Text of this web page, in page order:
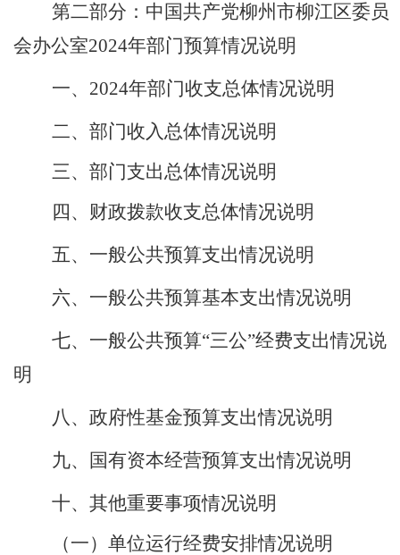
第二部分： 中国共产党柳州市柳江区委员
会办公室2024年部门预算情况说明
一、 2024年部门收支总体情况说明
二、部门收入总体情况说明
三、部门支出总体情况说明
四、财政拨款收支总体情况说明
五、一般公共预算支出情况说明
六、一般公共预算基本支出情况说明
七、一般公共预算“三公”经费支出情况说
明
八、政府性基金预算支出情况说明
九、国有资本经营预算支出情况说明
十、其他重要事项情况说明
（一）单位运行经费安排情况说明